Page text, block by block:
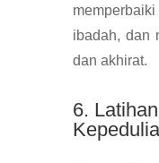
ibadah, dan
dan akhirat.
6.